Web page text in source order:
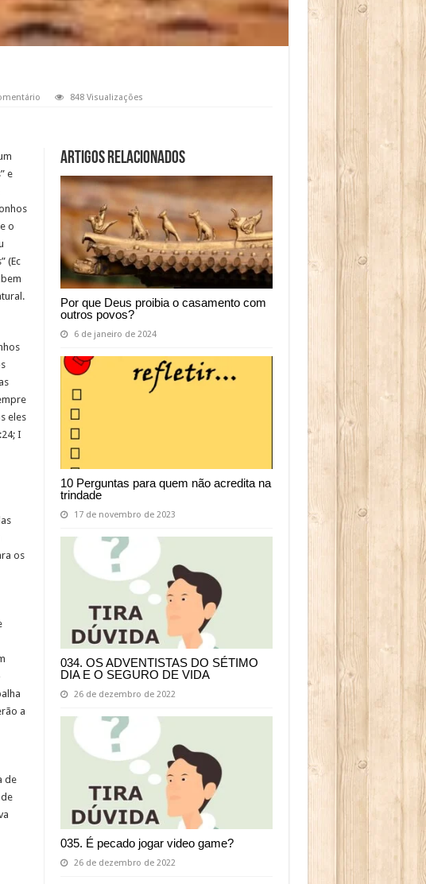
848 Visualizações
Artigos relacionados
Por que Deus proibia o casamento com
outros povos?
6 de janeiro de 2024
10 Perguntas para quem não acredita na
trindade
17 de novembro de 2023
034. OS ADVENTISTAS DO SÉTIMO
DIA E O SEGURO DE VIDA
26 de dezembro de 2022
035. É pecado jogar video game?
26 de dezembro de 2022
e
o
(Ec
eles
I
os
a
de